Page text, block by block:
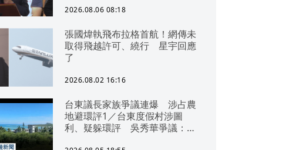
2026.08.06 08:18
張國煒執飛布拉格首航！網傳未
取得飛越許可、繞行 星宇回應
了
2026.08.02 16:16
台東議長家族爭議連爆 涉占農
地避環評1／台東度假村涉圖
利、疑躲環評 吳秀華爭議：概